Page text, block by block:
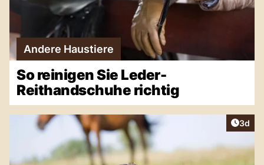
Andere Haustiere
So reinigen Sie Leder-
Reithandschuhe richtig
3d